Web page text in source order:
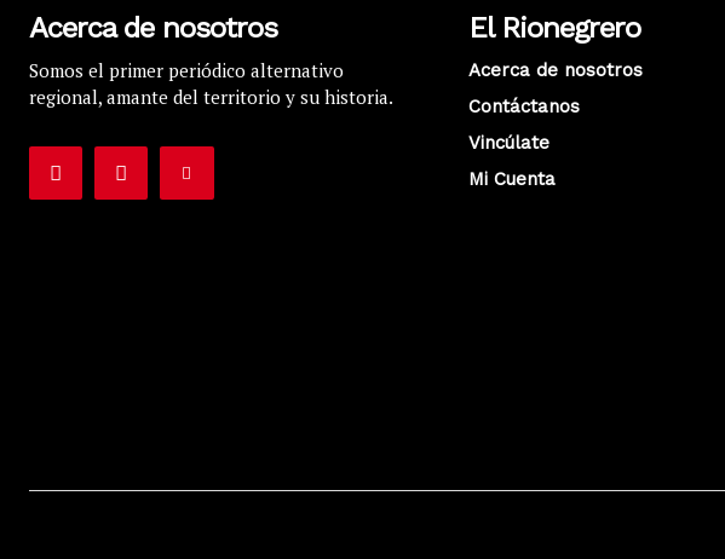
Acerca de nosotros
Somos el primer periódico alternativo
regional, amante del territorio y su historia.
El Rionegrero
Acerca de nosotros
Contáctanos
Vincúlate
Mi Cuenta